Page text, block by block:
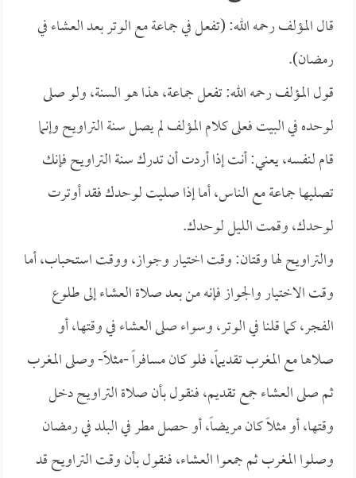
قال المؤلف رحمه الله: (تفعل في جماعة مع الوتر بعد العشاء في
رمضان).
قول المؤلف رحمه الله: تفعل جماعة، هذا هو السنة، ولو صلى
لوحده في البيت فعلى كلام المؤلف لم يصل سنة التراويح وإنما
قام لنفسه، يعني: أنت إذا أردت أن تدرك سنة التراويح فإنك
تصليها جماعة مع الناس، أما إذا صليت لوحدك فقد أوترت
لوحدك، وقمت الليل لوحدك.
والتراويح لها وقتان: وقت اختيار وجواز، ووقت استحباب، أما
وقت الاختيار والجواز فإنه من بعد صلاة العشاء إلى طلوع
الفجر، كما قلنا في الوتر، وسواء صلى العشاء في وقتها، أو
صلاها مع المغرب تقديماً، فلو كان مسافراً -مثلاً- وصلى المغرب
ثم صلى العشاء جمع تقديم، فنقول بأن صلاة التراويح دخل
وقتها، أو مثلاً كان مريضاً، أو حصل مطر في البلد في رمضان
وصلوا المغرب ثم جمعوا العشاء، فنقول بأن وقت التراويح قد